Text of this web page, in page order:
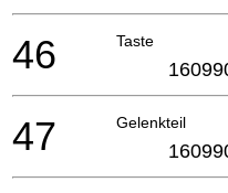
Taste
46
Gelenkteil
47